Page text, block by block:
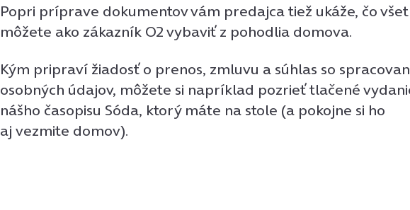
Popri príprave dokumentov vám predajca tiež ukáže, čo
môžete ako zákazník O2 vybaviť z pohodlia domova.
Kým pripraví žiadosť o prenos, zmluvu a súhlas so
osobných údajov, môžete si napríklad pozrieť tlačené
nášho časopisu Sóda, ktorý máte na stole (a pokojne si ho
aj vezmite domov).